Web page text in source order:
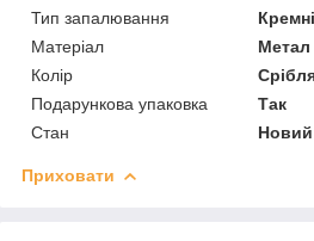
Тип запалювання
Матеріал
Метал
Колір
Подарункова упаковка
Так
Стан
Новий
Приховати